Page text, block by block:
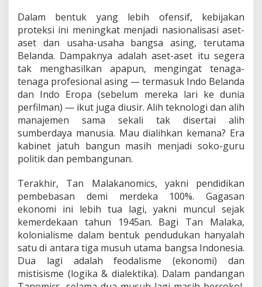
Dalam bentuk yang lebih ofensif, kebijakan
proteksi ini meningkat menjadi nasionalisasi aset-
aset dan usaha-usaha bangsa asing, terutama
Belanda. Dampaknya adalah aset-aset itu segera
tak menghasilkan apapun, mengingat tenaga-
tenaga profesional asing — termasuk Indo Belanda
dan Indo Eropa (sebelum mereka lari ke dunia
perfilman) — ikut juga diusir. Alih teknologi dan alih
manajemen sama sekali tak disertai alih
sumberdaya manusia. Mau dialihkan kemana? Era
kabinet jatuh bangun masih menjadi soko-guru
politik dan pembangunan.
Terakhir, Tan Malakanomics, yakni pendidikan
pembebasan demi merdeka 100%. Gagasan
ekonomi ini lebih tua lagi, yakni muncul sejak
kemerdekaan tahun 1945an. Bagi Tan Malaka,
kolonialisme dalam bentuk pendudukan hanyalah
satu di antara tiga musuh utama bangsa Indonesia.
Dua lagi adalah feodalisme (ekonomi) dan
mistisisme (logika & dialektika). Dalam pandangan